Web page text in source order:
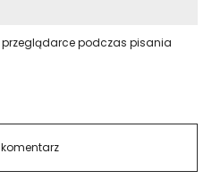
podczas pisania